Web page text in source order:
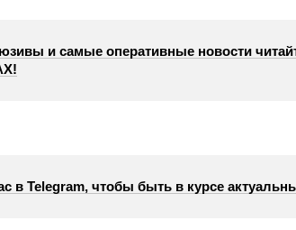
и самые оперативные новости
в Telegram, чтобы быть в курсе